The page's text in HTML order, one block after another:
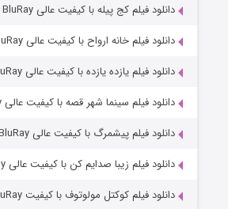
دانلود فیلم کج‌ پیله با کیفیت عالی BluRay
دانلود فیلم خانه ارواح با کیفیت عالی BluRay
دانلود فیلم یازده یازده با کیفیت عالی BluRay
دانلود فیلم سینما شهر قصه با کیفیت عالی BluRay
دانلود فیلم پیشمرگ با کیفیت عالی BluRay
دانلود فیلم زیبا صدایم کن با کیفیت عالی BluRay
دانلود فیلم کوکتل مولوتوف با کیفیت BluRay